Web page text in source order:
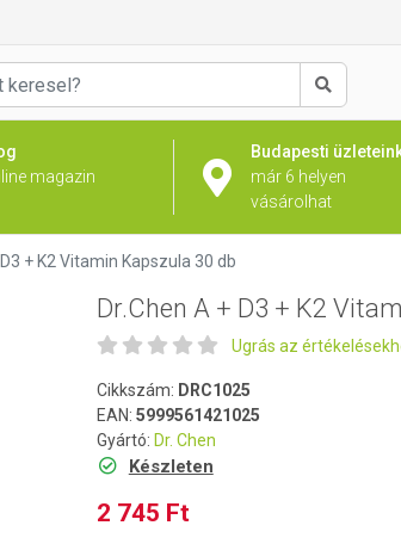
Keresés
magazin
Budapesti
már 6 helyen
vásárolhat
+ K2 Vitamin Kapszula 30 db
Dr.Chen A + D3 + K2
Ugrás az
Cikkszám: DRC1025
EAN: 5999561421025
Gyártó: Dr. Chen
Készleten
2 745 Ft